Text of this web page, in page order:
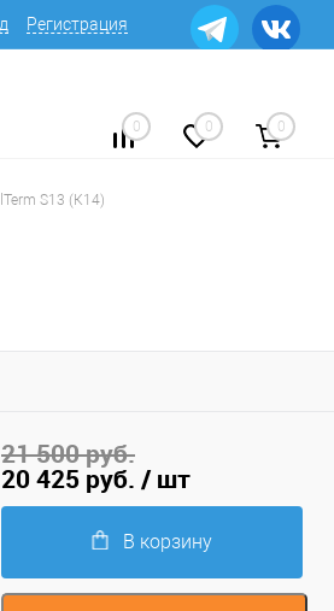
Регистрация
0 0 0
S13 (К14)
21 500 руб.
20 425 руб. / шт
В корзину